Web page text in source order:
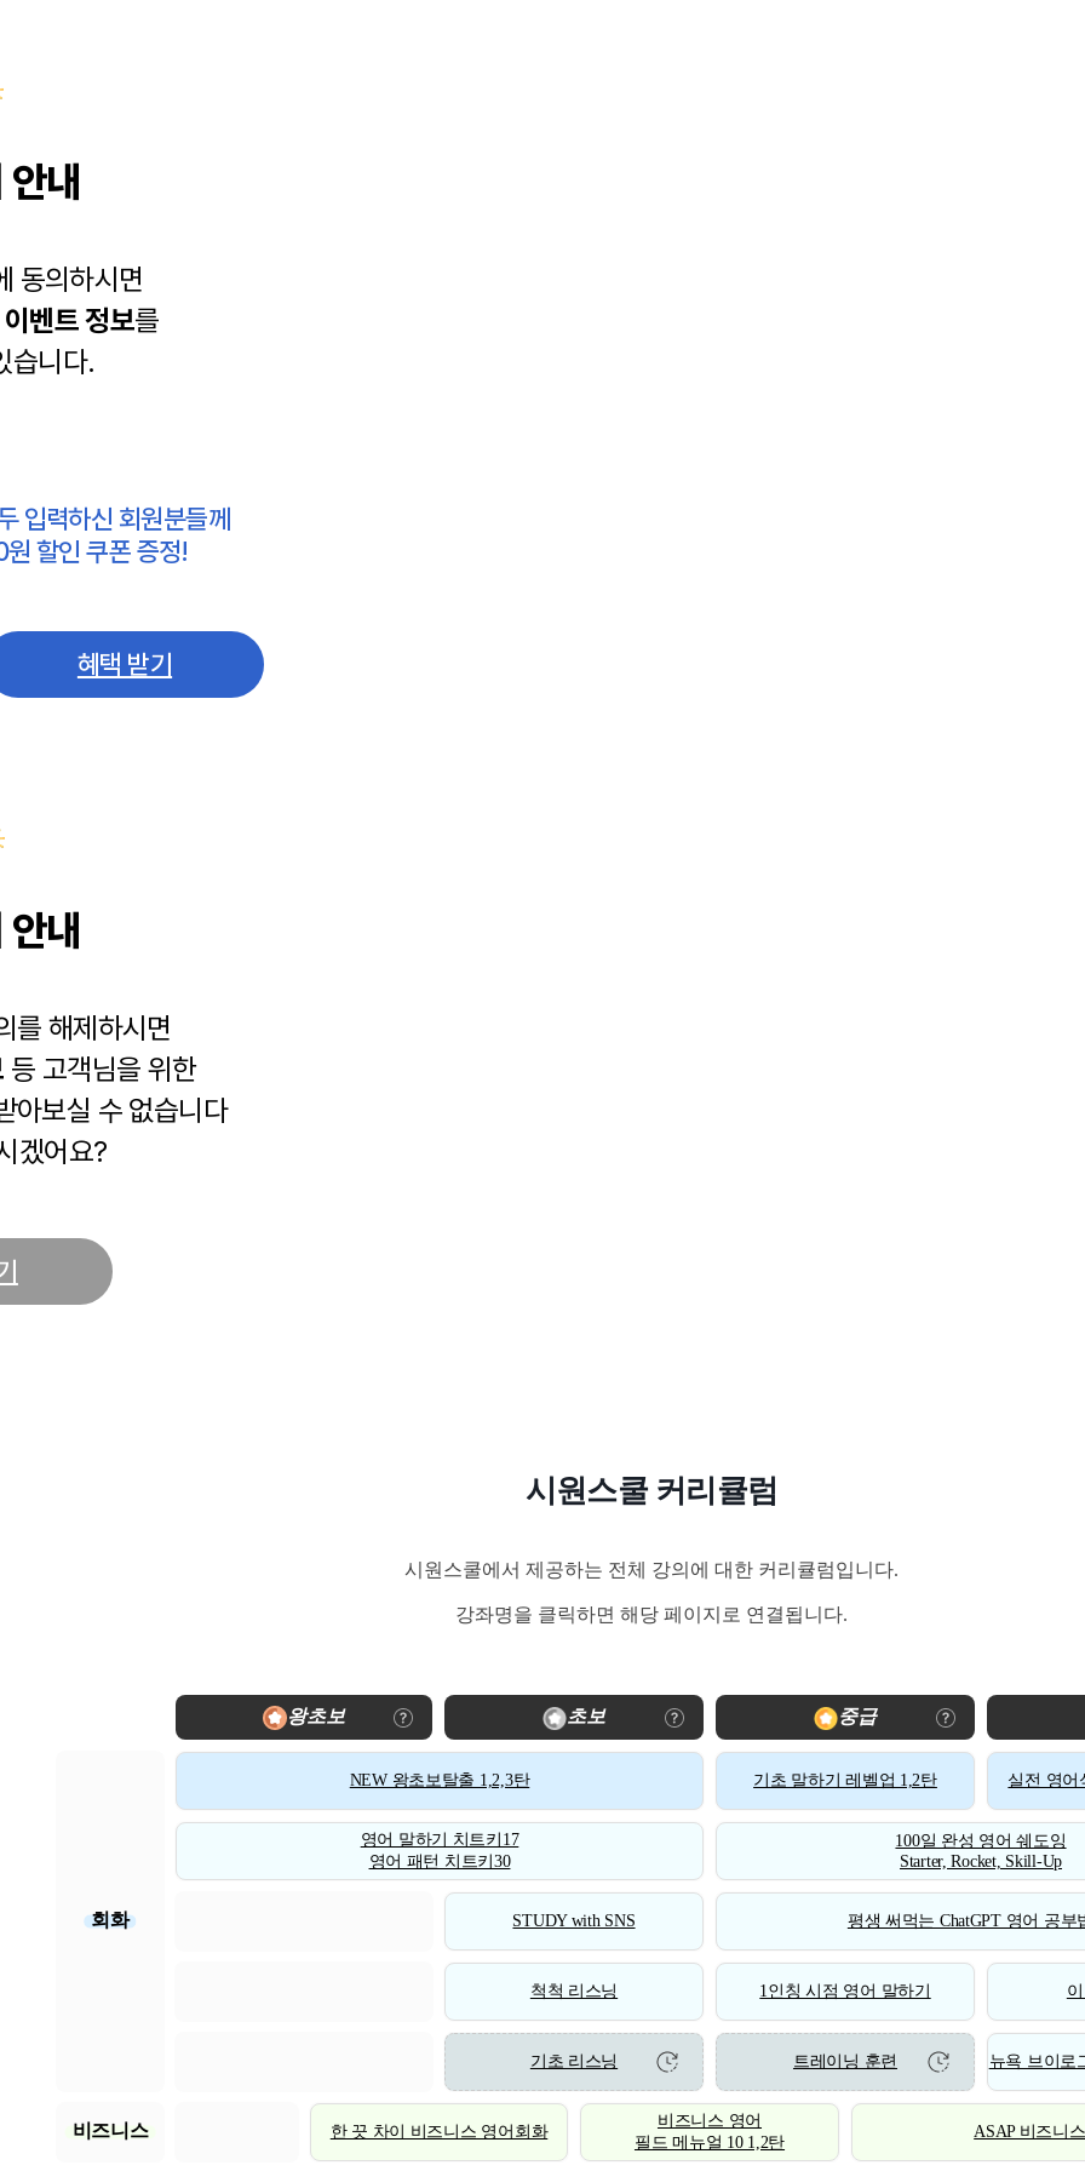
내
동의하시면
이벤트 정보를
습니다.
입력하신 회원분들께
할인 쿠폰 증정!
혜택 받기
내
를 해제하시면
등 고객님을 위한
아보실 수 없습니다
겠어요?
시원스쿨 커리큘럼
시원스쿨에서 제공하는 전체 강의에 대한 커리큘럼입니다.
강좌명을 클릭하면 해당 페이지로 연결됩니다.
왕초보 초보 중급
회화
NEW 왕초보탈출 1,2,3탄 기초 말하기 레벨업 1,2탄 실전 영어
영어 말하기 치트키17
영어 패턴 치트키30
100일 완성 영어 쉐도잉
Starter, Rocket, Skill-Up
STUDY with SNS 평생 써먹는 ChatGPT 영어 공부
척척 리스닝 1인칭 시점 영어 말하기
기초 리스닝 트레이닝 훈련 뉴욕 브이로
비즈니스 한 끗 차이 비즈니스 영어회화
비즈니스 영어
필드 메뉴얼 10 1,2탄
ASAP 비즈니